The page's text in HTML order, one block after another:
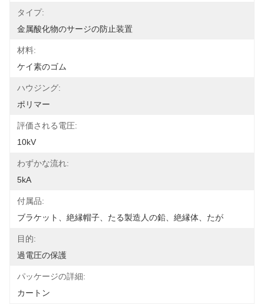
タイプ:
金属酸化物のサージの防止装置
材料:
ケイ素のゴム
ハウジング:
ポリマー
評価される電圧:
10kV
わずかな流れ:
5kA
付属品:
ブラケット、絶縁帽子、たる製造人の鉛、絶縁体、たが
目的:
過電圧の保護
パッケージの詳細:
カートン